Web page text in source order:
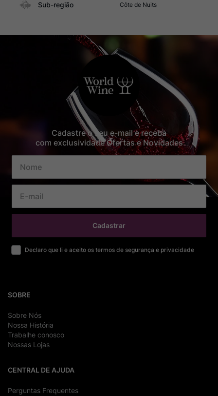
Sub-região Côte de Nuits
Cadastre o seu e-mail e receba
com exclusividade Ofertas e Novidades
Cadastrar
Declaro que li e aceito os termos de segurança e privacidade
SOBRE
Sobre Nós
Nossa História
Trabalhe conosco
Nossas Lojas
CENTRAL DE AJUDA
Perguntas Frequentes